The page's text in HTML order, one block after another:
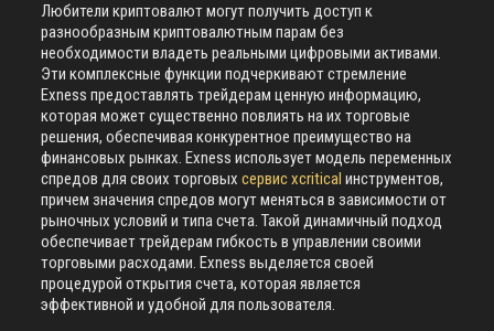
Любители криптовалют могут получить доступ к
разнообразным криптовалютным парам без
необходимости владеть реальными цифровыми активами.
Эти комплексные функции подчеркивают стремление
Exness предоставлять трейдерам ценную информацию,
которая может существенно повлиять на их торговые
решения, обеспечивая конкурентное преимущество на
финансовых рынках. Exness использует модель переменных
спредов для своих торговых сервис xcritical инструментов,
причем значения спредов могут меняться в зависимости от
рыночных условий и типа счета. Такой динамичный подход
обеспечивает трейдерам гибкость в управлении своими
торговыми расходами. Exness выделяется своей
процедурой открытия счета, которая является
эффективной и удобной для пользователя.